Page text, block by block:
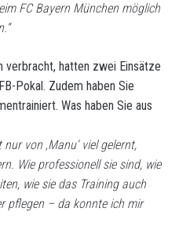
FC Bayern München möglich
verbracht, hatten zwei Einsätze
Pokal. Zudem haben Sie
Was haben Sie aus
von ‚Manu‘ viel gelernt,
Wie professionell sie sind, wie
wie sie das Training auch
pflegen – da konnte ich mir